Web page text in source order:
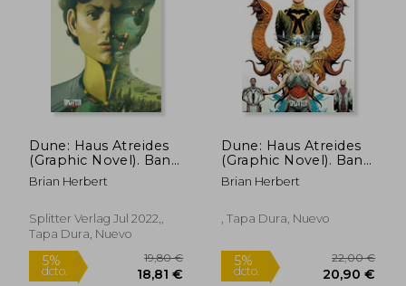
Dune: Haus Atreides
(Graphic Novel). Band
3 (en Alemán)
Brian Herbert
Splitter Verlag Jul 2022,,
Tapa Dura, Nuevo
Dune: Haus Atreides
(Graphic Novel). Band
1 (en Alemán)
Brian Herbert
, Tapa Dura, Nuevo